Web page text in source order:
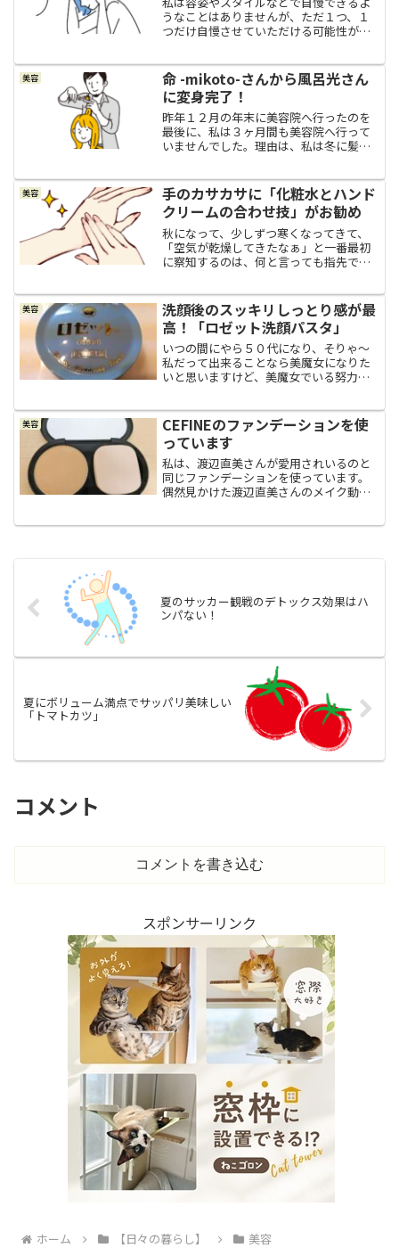
うなことはありませんが、ただ１つ、１
つだけ自慢させていただける可能性があ
ワッと膨らむようなことは無く、頭のて
っぺんには天使の輪があり...
美容
命 -mikoto-さんから風呂光さん
に変身完了！
昨年１２月の年末に美容院へ行ったのを
最後に、私は３ヶ月間も美容院へ行って
いませんでした。理由は、私は冬に髪を
く切る派』⇩参照）昨年末、私は例年通
り冬になり髪を短く切りま...
美容
手のカサカサに「化粧水とハンド
クリームの合わせ技」がお勧め
秋になって、少しずつ寒くなってきて、
「空気が乾燥してきたなぁ」と一番最初
に察知するのは、何と言っても指先で
ポリ袋に入れたいのに、指先の水分が皆
無になっていて、ポリ袋の口...
美容
洗顔後のスッキリしっとり感が最
高！「ロゼット洗顔パスタ」
いつの間にやら５０代になり、そりゃ～
私だって出来ることなら美魔女になりた
いと思いますけど、美魔女でいる努力を
ものなので、ならばせめて年相応に年齢
を重ねて行ければいいか～...
美容
CEFINEのファンデーションを使
っています
私は、渡辺直美さんが愛用されいるのと
同じファンデーションを使っています。
偶然見かけた渡辺直美さんのメイク動画
夏のサッカー観戦のデトックス効果はハ
ンパない！
夏にボリューム満点でサッパリ美味しい
「トマトカツ」
コメント
コメントを書き込む
スポンサーリンク
ホーム 【日々の暮らし】 美容